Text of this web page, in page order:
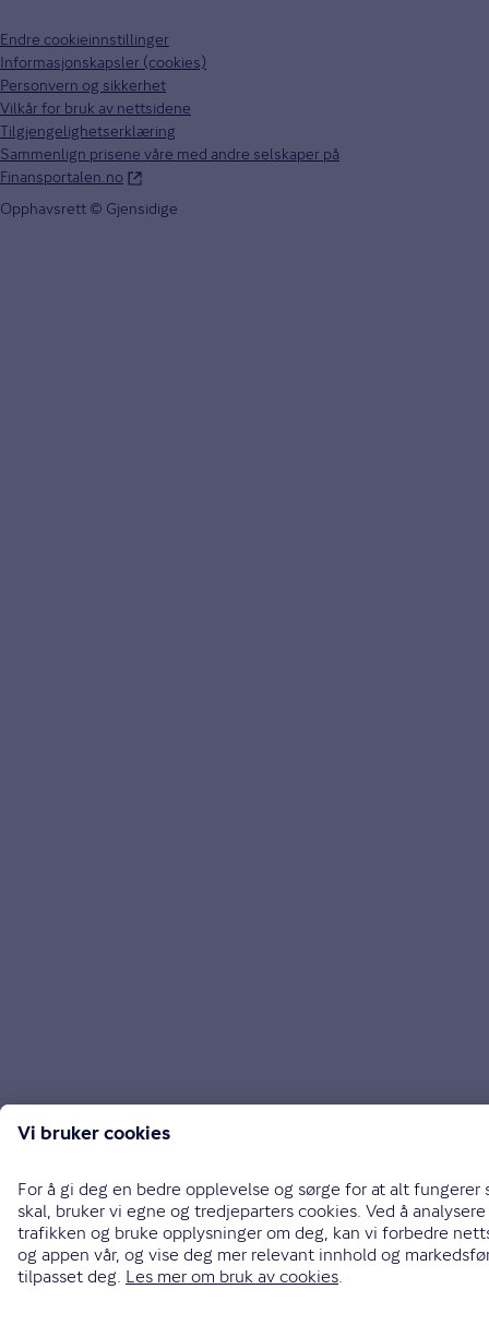
Endre cookieinnstillinger
Informasjonskapsler (cookies)
Personvern og sikkerhet
Vilkår for bruk av nettsidene
Tilgjengelighetserklæring
Sammenlign prisene våre med andre selskaper på
Finansportalen.no
Opphavsrett © Gjensidige